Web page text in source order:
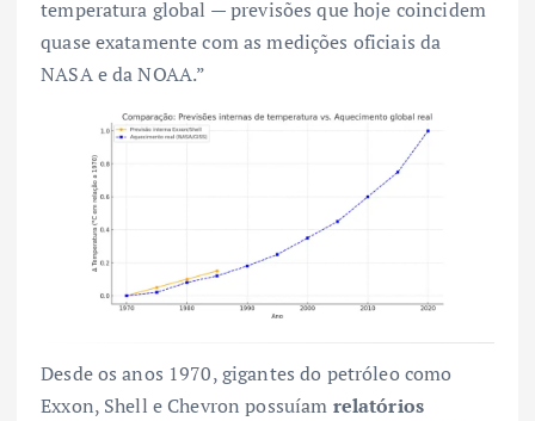
temperatura global — previsões que hoje coincidem
quase exatamente com as medições oficiais da
NASA e da NOAA.”
Desde os anos 1970, gigantes do petróleo como
Exxon, Shell e Chevron possuíam relatórios